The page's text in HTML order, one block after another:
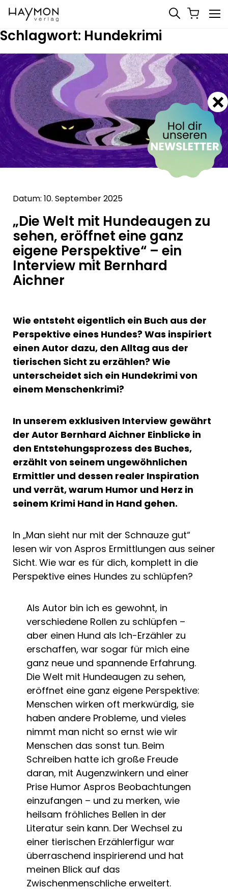
Schlagwort: Hundekrimi
Datum: 10. September 2025
„Die Welt mit Hundeaugen zu
sehen, eröffnet eine ganz
eigene Perspektive“ – ein
Interview mit Bernhard
Aichner
Wie entsteht eigentlich ein Buch aus der
Perspektive eines Hundes? Was inspiriert
einen Autor dazu, den Alltag aus der
tierischen Sicht zu erzählen? Wie
unterscheidet sich ein Hundekrimi von
einem Menschenkrimi?
In unserem exklusiven Interview gewährt
der Autor Bernhard Aichner Einblicke in
den Entstehungsprozess des Buches,
erzählt von seinem ungewöhnlichen
Ermittler und dessen realer Inspiration
und verrät, warum Humor und Herz in
seinem Krimi Hand in Hand gehen.
In „Man sieht nur mit der Schnauze gut“
lesen wir von Aspros Ermittlungen aus seiner
Sicht. Wie war es für dich, komplett in die
Perspektive eines Hundes zu schlüpfen?
Als Autor bin ich es gewohnt, in
verschiedene Rollen zu schlüpfen –
aber einen Hund als Ich-Erzähler zu
erschaffen, war sogar für mich eine
ganz neue und spannende Erfahrung.
Die Welt mit Hundeaugen zu sehen,
eröffnet eine ganz eigene Perspektive:
Menschen wirken oft merkwürdig, sie
haben andere Probleme, und vieles
nimmt man nicht so ernst wie wir
Menschen das sonst tun. Beim
Schreiben hatte ich große Freude
daran, mit Augenzwinkern und einer
Prise Humor Aspros Beobachtungen
einzufangen – und zu merken, wie
heilsam fröhliches Bellen in der
Literatur sein kann. Der Wechsel zu
einer tierischen Erzählerfigur war
überraschend inspirierend und hat
meinen Blick auf das
Zwischenmenschliche erweitert.